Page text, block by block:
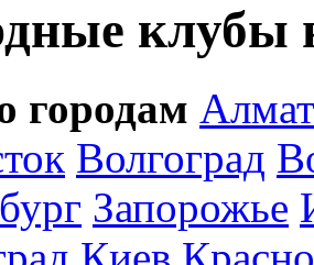
клубы
городам
Волгоград
Запорожье